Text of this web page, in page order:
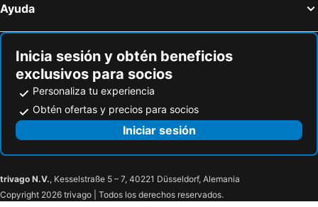
Ayuda
Inicia sesión y obtén beneficios
exclusivos para socios
Personaliza tu experiencia
Obtén ofertas y precios para socios
Iniciar sesión
trivago N.V., Kesselstraße 5 – 7, 40221 Düsseldorf, Alemania
Copyright 2026 trivago | Todos los derechos reservados.